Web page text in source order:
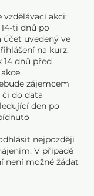
akci:
ti dnů po
účet uvedený ve
na kurz.
14 dnů před
zájemcem
či do data
den po
nejpozději
V případě
není možné žádat